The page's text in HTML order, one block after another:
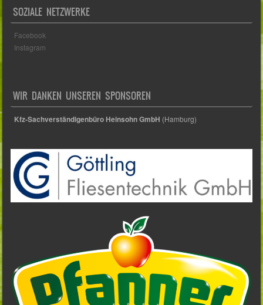
SOZIALE NETZWERKE
Facebook
Instagram
WIR DANKEN UNSEREN SPONSOREN
Kfz-Sachverständigenbüro Heinsohn GmbH (Hamburg)